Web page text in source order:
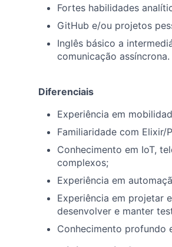
Fortes habilidades
GitHub e/ou projetos
Inglês básico a
comunicação assíncrona.
Diferenciais
Experiência em
Familiaridade com Elixir/
Conhecimento em IoT,
complexos;
Experiência em
Experiência em projetar
desenvolver e manter
Conhecimento profundo